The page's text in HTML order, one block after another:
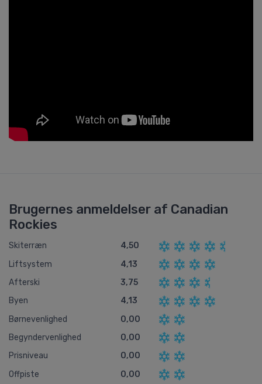
Brugernes anmeldelser af Canadian
Rockies
Skiterræn
4,50
Liftsystem
4,13
Afterski
3,75
Byen
4,13
Børnevenlighed
0,00
Begyndervenlighed
0,00
Prisniveau
0,00
Offpiste
0,00